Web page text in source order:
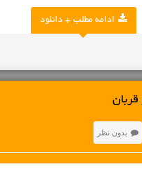
ادامه مطلب + دانلود
بدون نظر